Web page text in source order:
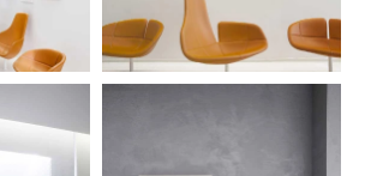
Shortvisit
, Marselleria, Milano;
hole, Milano; Lacune
, Museo
Bellis, Oderzo (TV).
04 categoria Megawatt. 2010:
sito Fondazione Nicola Trussardi,